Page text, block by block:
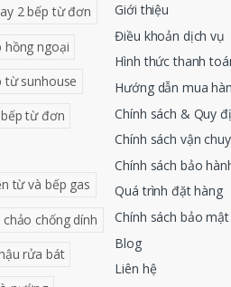
2 bếp từ đơn
hồng ngoại
từ sunhouse
bếp từ đơn
từ và bếp gas
chảo chống dính
rửa bát
Giới thiệu
Điều khoản dịch vụ
Hình thức thanh
Hướng dẫn mua
Chính sách & Quy
Chính sách vận
Chính sách bảo
Quá trình đặt hàng
Chính sách bảo mật
Blog
Liên hệ